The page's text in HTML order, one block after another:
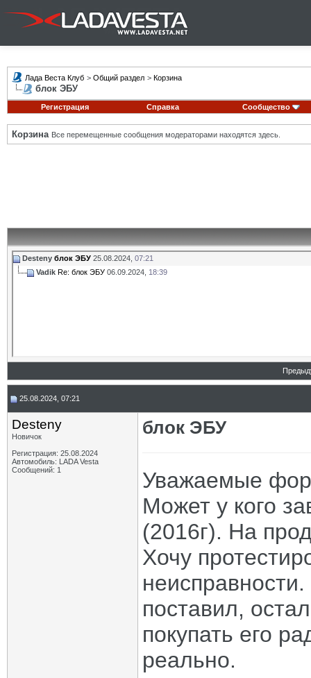
Лада Веста Клуб > Общий раздел > Корзина
блок ЭБУ
Регистрация Справка Сообщество
Корзина Все перемещенные сообщения модераторами находятся здесь.
Desteny блок ЭБУ 25.08.2024, 07:21
Vadik Re: блок ЭБУ 06.09.2024, 18:39
25.08.2024, 07:21
Desteny
Новичок
Регистрация: 25.08.2024
Автомобиль: LADA Vesta
Сообщений: 1
блок ЭБУ
Уважаемые
Может у кого
(2016г). На
Хочу
поставил,
покупать его
реально.